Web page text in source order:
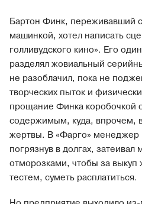
Бартон Финк, переживавший
машинкой, хотел написать
голливудского кино». Его
разделял жовиальный
не разоблачил, пока не
творческих пыток и
прощание Финка коробочкой
содержимым, куда, впрочем,
жертвы. В «Фарго» менеджер
погрязнув в долгах,
отморозками, чтобы за
тестем, суметь расплатиться.